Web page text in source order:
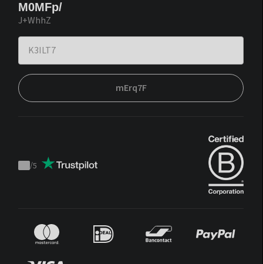
M0MFp/
J+WhhZ
mErq7F
Trustpilot
/5